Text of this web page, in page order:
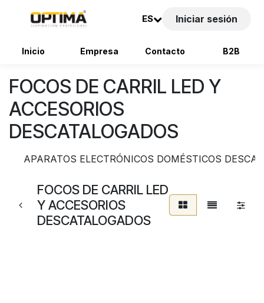
ES Iniciar sesión
Inicio Empresa Contacto B2B
FOCOS DE CARRIL LED Y
ACCESORIOS
DESCATALOGADOS
APARATOS ELECTRÓNICOS DOMÉSTICOS
FOCOS DE CARRIL LED
Y ACCESORIOS
DESCATALOGADOS